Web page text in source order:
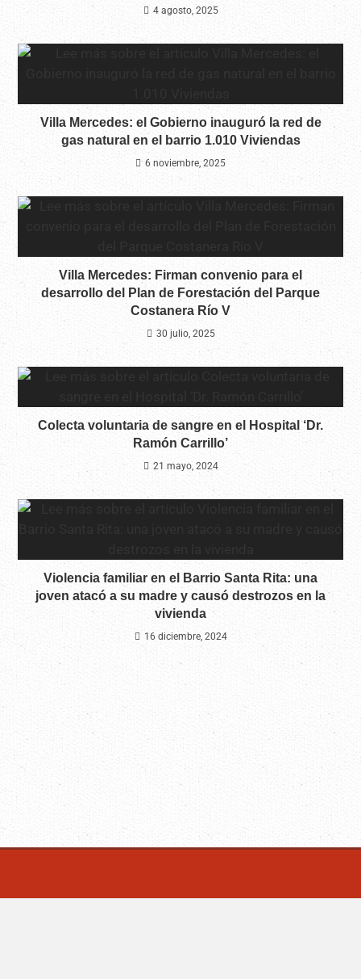
4 agosto, 2025
Villa Mercedes: el Gobierno inauguró la red de
gas natural en el barrio 1.010 Viviendas
6 noviembre, 2025
Villa Mercedes: Firman convenio para el
desarrollo del Plan de Forestación del Parque
Costanera Río V
30 julio, 2025
Colecta voluntaria de sangre en el Hospital ‘Dr.
Ramón Carrillo’
21 mayo, 2024
Violencia familiar en el Barrio Santa Rita: una
joven atacó a su madre y causó destrozos en la
vivienda
16 diciembre, 2024